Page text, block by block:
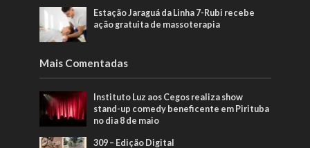
Estação Jaraguá da Linha 7-Rubi recebe
ação gratuita de massoterapia
Mais Comentadas
Instituto Luz aos Cegos realiza show
stand-up comedy beneficente em Pirituba
no dia 8 de maio
309 – Edição Digital